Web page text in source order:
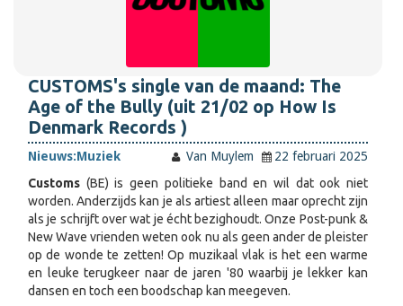
CUSTOMS's single van de maand: The
Age of the Bully (uit 21/02 op How Is
Denmark Records )
Nieuws:Muziek Van Muylem
22 februari 2025
Customs (BE) is geen politieke band en wil dat ook niet
worden. Anderzijds kan je als artiest alleen maar oprecht zijn
als je schrijft over wat je écht bezighoudt. Onze Post-punk &
New Wave vrienden weten ook nu als geen ander de pleister
op de wonde te zetten! Op muzikaal vlak is het een warme
en leuke terugkeer naar de jaren '80 waarbij je lekker kan
dansen en toch een boodschap kan meegeven.